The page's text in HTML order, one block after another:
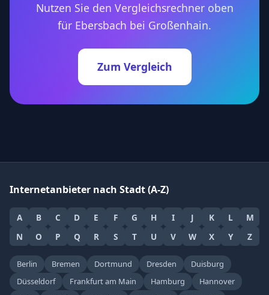
Nutzen Sie den Vergleichsrechner oben
für Ebersbach bei Großenhain.
Zum Vergleich
Internetanbieter nach Stadt (A-Z)
A B C D E F G H I J K L
M
N
O P Q R S T U V W X Y Z
Berlin Bremen Dortmund Dresden
Duisburg
Düsseldorf
Frankfurt am Main Hamburg
Hannover